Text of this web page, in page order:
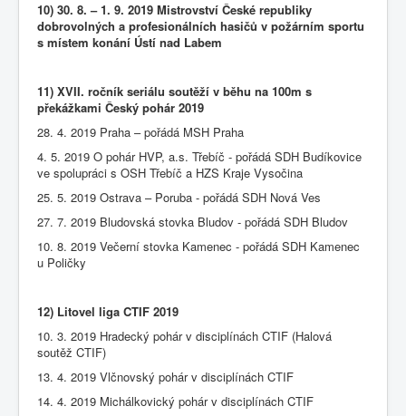
10) 30. 8. – 1. 9. 2019 Mistrovství České republiky
dobrovolných a profesionálních hasičů v požárním sportu
s místem konání Ústí nad Labem
11) XVII. ročník seriálu soutěží v běhu na 100m s
překážkami Český pohár 2019
28. 4. 2019 Praha – pořádá MSH Praha
4. 5. 2019 O pohár HVP, a.s. Třebíč - pořádá SDH Budíkovice
ve spolupráci s OSH Třebíč a HZS Kraje Vysočina
25. 5. 2019 Ostrava – Poruba - pořádá SDH Nová Ves
27. 7. 2019 Bludovská stovka Bludov - pořádá SDH Bludov
10. 8. 2019 Večerní stovka Kamenec - pořádá SDH Kamenec
u Poličky
12) Litovel liga CTIF 2019
10. 3. 2019 Hradecký pohár v disciplínách CTIF (Halová
soutěž CTIF)
13. 4. 2019 Vlčnovský pohár v disciplínách CTIF
14. 4. 2019 Michálkovický pohár v disciplínách CTIF